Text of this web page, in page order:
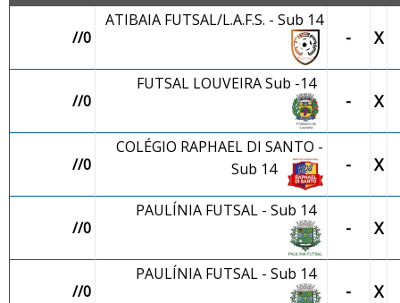
//0
ATIBAIA FUTSAL/L.A.F.S. - Sub 14
- X
//0
FUTSAL LOUVEIRA Sub -14
- X
//0
COLÉGIO RAPHAEL DI SANTO -
Sub 14
- X
//0
PAULÍNIA FUTSAL - Sub 14
- X
//0
PAULÍNIA FUTSAL - Sub 14
- X